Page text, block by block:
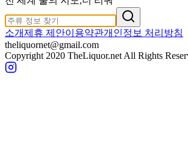
소개제휴 제안이용약관개인정보 처리방침
theliquornet@gmail.com
Copyright 2020 TheLiquor.net All Rights